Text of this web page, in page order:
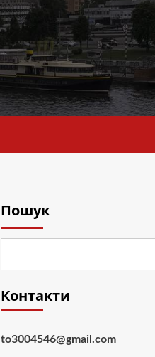
Пошук
Контакти
to3004546@gmail.com